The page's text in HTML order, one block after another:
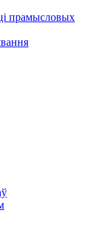
прамысловых